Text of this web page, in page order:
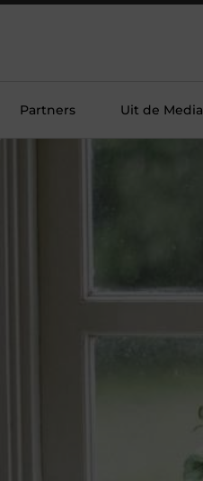
Partners Uit de Media